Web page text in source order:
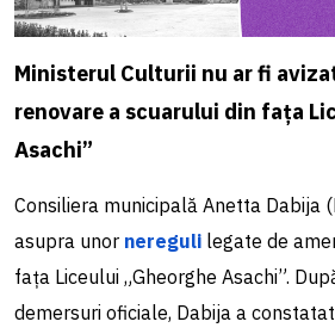
Ministerul Culturii nu ar fi
renovare a scuarului din fața
Asachi”
Consiliera municipală Anetta Dabija
asupra unor nereguli legate de
fața Liceului „Gheorghe Asachi”.
demersuri oficiale, Dabija a